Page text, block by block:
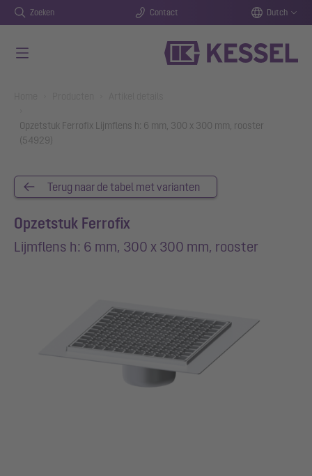
Zoeken Contact Dutch
Opzetstuk Ferrofix Lijmflens h: 6 mm, 300 x 300 mm, rooster
(54929)
Terug naar de tabel met varianten
Opzetstuk Ferrofix
Lijmflens h: 6 mm, 300 x 300 mm, rooster